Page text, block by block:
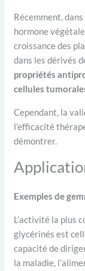
Récemment,
hormone
croissance des
dans les dérivés
propriétés
cellules
Cependant, la
l’efficacité
démontrer.
Exemples de
L’activité la plus
glycérinés est
capacité de
la maladie,